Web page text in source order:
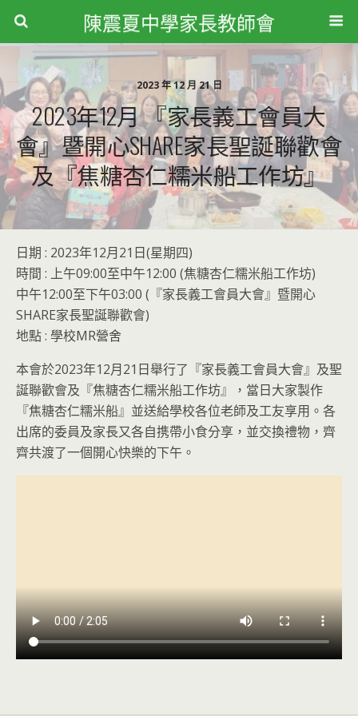
陳震夏中學家長教師會
2023 年 12 月 21 日
2023年12月 『家長義工會員大
會』暨開心SHARE家長聖誕聯歡會
及『焦糖杏仁糯米船工作坊』
日期 : 2023年12月21日(星期四)
時間 : 上午09:00至中午12:00 (焦糖杏仁糯米船工作坊)
中午12:00至下午03:00 (『家長義工會員大會』暨開心
SHARE家長聖誕聯歡會)
地點 : 學校MR營舍
本會於2023年12月21日舉行了『家長義工會員大會』及聖
誕聯歡會及『焦糖杏仁糯米船工作坊』，當日大家製作
『焦糖杏仁糯米船』並送給學校各位老師及工友享用。各
出席的委員及家長又各自携帶小食分享，並交換禮物，齊
齊共渡了一個開心快樂的下午。